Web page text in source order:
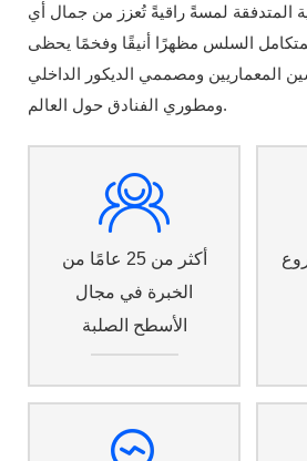
المتدفقة لمسةً راقيةً تُعزز من جمال أي
السلس مظهرًا أنيقًا وفخمًا يحظى
المعماريين ومصممي الديكور الداخلي
ومطوري الفنادق حول العالم.
أكثر من 25 عامًا من
الخبرة في مجال
الأسطح الصلبة
مشروع